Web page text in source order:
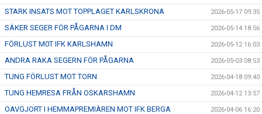
STARK INSATS MOT TOPPLAGET KARLSKRONA 2026-05-17 09:35
SÄKER SEGER FÖR PÅGARNA I DM 2026-05-14 18:56
FÖRLUST M0T IFK KARLSHAMN 2026-05-12 16:03
ANDRA RAKA SEGERN FÖR PÅGARNA 2026-05-03 08:53
TUNG FÖRLUST MOT TORN 2026-04-18 09:40
TUNG HEMRESA FRÅN OSKARSHAMN 2026-04-12 13:57
OAVGJORT I HEMMAPREMIÄREN MOT IFK BERGA 2026-04-06 16:20